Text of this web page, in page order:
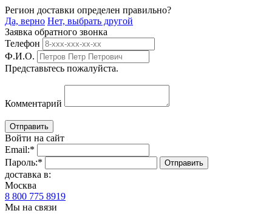
Регион доставки определен правильно?
Да, верно Нет, выбрать другой
Заявка обратного звонка
Телефон
Ф.И.О.
Представьтесь пожалуйста.
Комментарий
Войти на сайт
Email:*
Пароль:*
доставка в:
Москва
8 800 775 8919
Мы на связи